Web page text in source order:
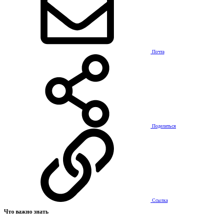
Почта
Поделиться
Ссылка
Что важно знать